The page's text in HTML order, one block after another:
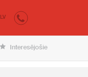
LV
Interesējošie